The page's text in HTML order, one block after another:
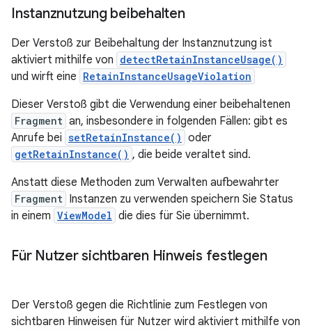
Instanznutzung beibehalten
Der Verstoß zur Beibehaltung der Instanznutzung ist
aktiviert mithilfe von detectRetainInstanceUsage()
und wirft eine RetainInstanceUsageViolation
Dieser Verstoß gibt die Verwendung einer beibehaltenen
Fragment an, insbesondere in folgenden Fällen: gibt es
Anrufe bei setRetainInstance() oder
getRetainInstance() , die beide veraltet sind.
Anstatt diese Methoden zum Verwalten aufbewahrter
Fragment Instanzen zu verwenden speichern Sie Status
in einem ViewModel die dies für Sie übernimmt.
Für Nutzer sichtbaren Hinweis festlegen
Der Verstoß gegen die Richtlinie zum Festlegen von
sichtbaren Hinweisen für Nutzer wird aktiviert mithilfe von